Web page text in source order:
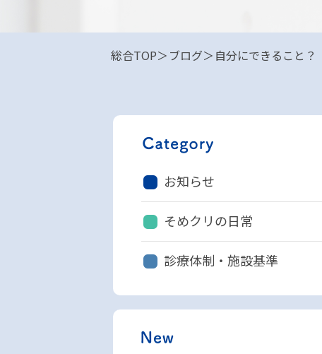
総合TOP ブログ 自分にできること？
お知らせ
そめクリの日常
診療体制・施設基準